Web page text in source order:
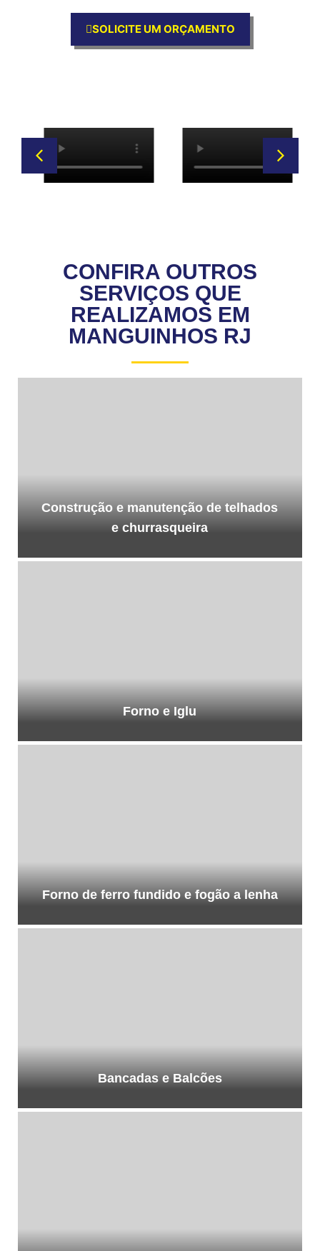
SOLICITE UM ORÇAMENTO
CONFIRA OUTROS
SERVIÇOS QUE
REALIZAMOS EM
MANGUINHOS RJ
Construção e manutenção de telhados
e churrasqueira
Forno e Iglu
Forno de ferro fundido e fogão a lenha
Bancadas e Balcões